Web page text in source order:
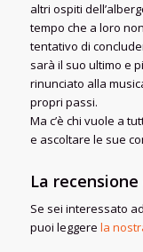
altri ospiti
tempo che a loro
tentativo di
sarà il suo ultimo e
rinunciato alla
propri passi.
Ma c’è chi vuole a
e ascoltare le sue
La
Se sei interessato
puoi leggere la